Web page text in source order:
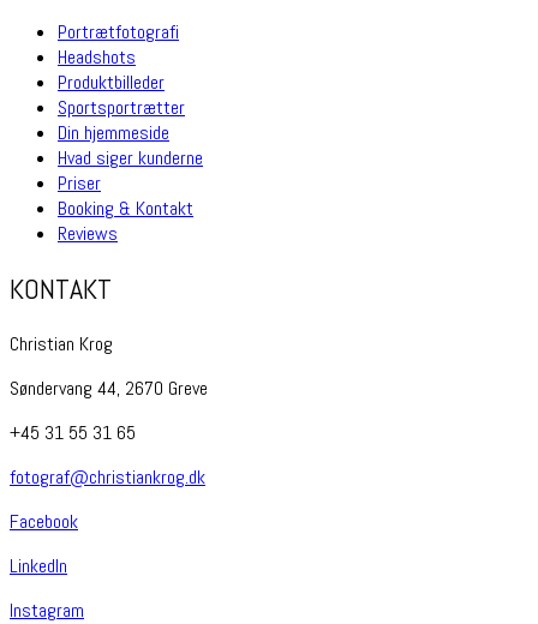
Portrætfotografi
Headshots
Produktbilleder
Sportsportrætter
Din hjemmeside
Hvad siger kunderne
Priser
Booking & Kontakt
Reviews
KONTAKT
Christian Krog
Søndervang 44, 2670 Greve
+45 31 55 31 65
fotograf@christiankrog.dk
Facebook
Linkedln
Instagram